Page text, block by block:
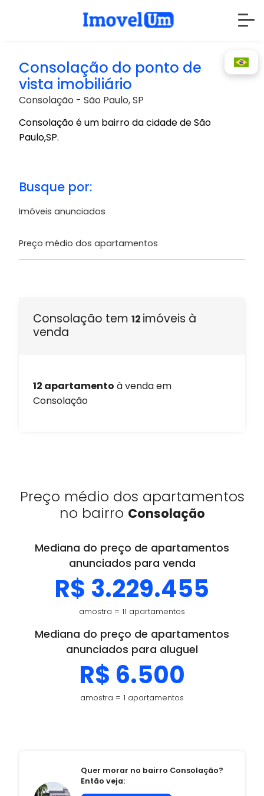
Consolação do ponto de
vista imobiliário
Consolação - São Paulo, SP
Consolação é um bairro da cidade de São
Paulo,SP.
Busque por:
Imóveis anunciados
Preço médio dos apartamentos
Consolação tem 12 imóveis à
venda
12 apartamento à venda em
Consolação
Preço médio dos apartamentos
no bairro Consolação
Mediana do preço de apartamentos
anunciados para venda
R$ 3.229.455
amostra = 11 apartamentos
Mediana do preço de apartamentos
anunciados para aluguel
R$ 6.500
amostra = 1 apartamentos
Quer morar no bairro Consolação?
Então veja: